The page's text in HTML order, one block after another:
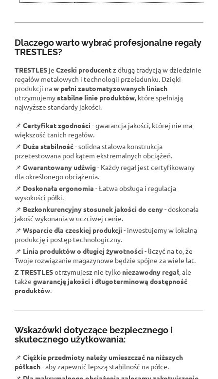
Dlaczego warto wybrać profesjonalne regały
TRESTLES?
TRESTLES je Czeski producentz długą tradycją w dziedzinie
regałów metalowych i technologii przeładunku. Dzięki
produkcji naw pełni zautomatyzowanych liniach
utrzymujemystabilne linie produktów , które spełniają
najwyższe standardy jakości.
📌 Certyfikat zgodności - gwarancja jakości, której nie ma
większość tanich regałów.
📌 Duża stabilność- solidna stalowa konstrukcja
przetestowana pod kątem ekstremalnych obciążeń.
📌 Gwarantowany udźwig- Każdy regał jest certyfikowany
dla określonego obciążenia.
📌 Doskonała ergonomia - Łatwa obsługa i regulacja
wysokości półki.
📌 Bezkonkurencyjny stosunek jakości do ceny- doskonała
jakość wykonania w uczciwej cenie.
📌 Wsparcie dla czeskiej produkcji - inwestujemy w lokalną
produkcję i postęp technologiczny.
📌 Linia produktów o długiej żywotności - liczyć na to, że
Twoje rozwiązanie magazynowe będzie spójne za wiele lat.
Z TRESTLESotrzymujesz nie tylko niezawodny regał , ale
także gwarancję jakości i długoterminową dostępność
produktów
Wskazówki dotyczące bezpiecznego i
skutecznego użytkowania:
📌 Ciężkie przedmioty należy umieszczać na niższych
półkach- aby zapewnić lepszą stabilność na półce.